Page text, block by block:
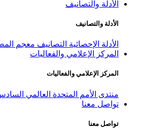
الأدلة والتصانيف
الأدلة والتصانيف
الأدلة الإحصائية التصانيف معجم
المركز الإعلامي والفعاليات
المركز الإعلامي والفعاليات
منتدى الأمم المتحدة العالمي السادس
تواصل معنا
تواصل معنا